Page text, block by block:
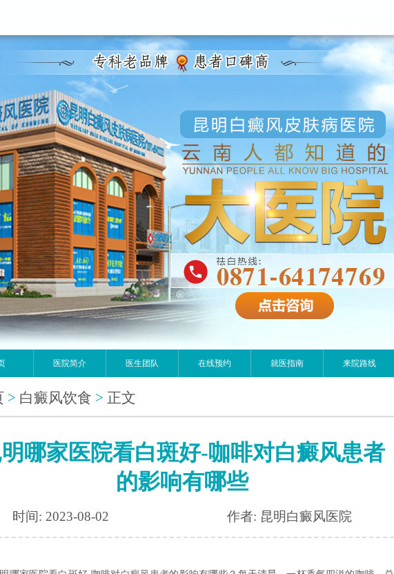
医院简介 医生团队 在线预约 就医指南 来院路线
> 白癜风饮食 > 正文
哪家医院看白斑好-咖啡对白癜风患者
的影响有哪些
时间: 2023-08-02 作者: 昆明白癜风医院